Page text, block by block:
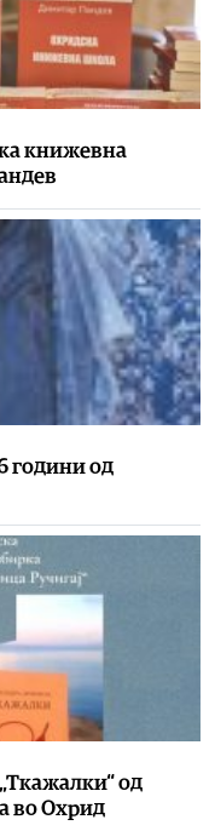
книжевна
години од
од
во Охрид